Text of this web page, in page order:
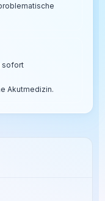
sofort
Akutmedizin.